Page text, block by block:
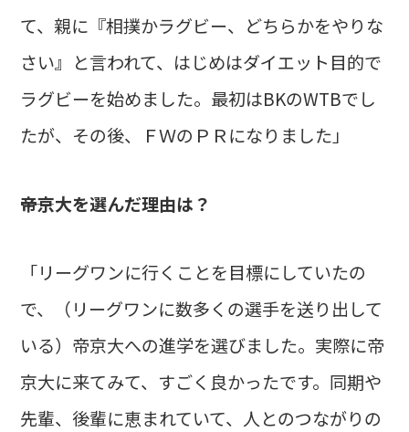
て、親に『相撲かラグビー、どちらかをやりな
さい』と言われて、はじめはダイエット目的で
ラグビーを始めました。最初はBKのWTBでし
たが、その後、ＦＷのＰＲになりました」
――帝京大を選んだ理由は？
「リーグワンに行くことを目標にしていたの
で、（リーグワンに数多くの選手を送り出して
いる）帝京大への進学を選びました。実際に帝
京大に来てみて、すごく良かったです。同期や
先輩、後輩に恵まれていて、人とのつながりの